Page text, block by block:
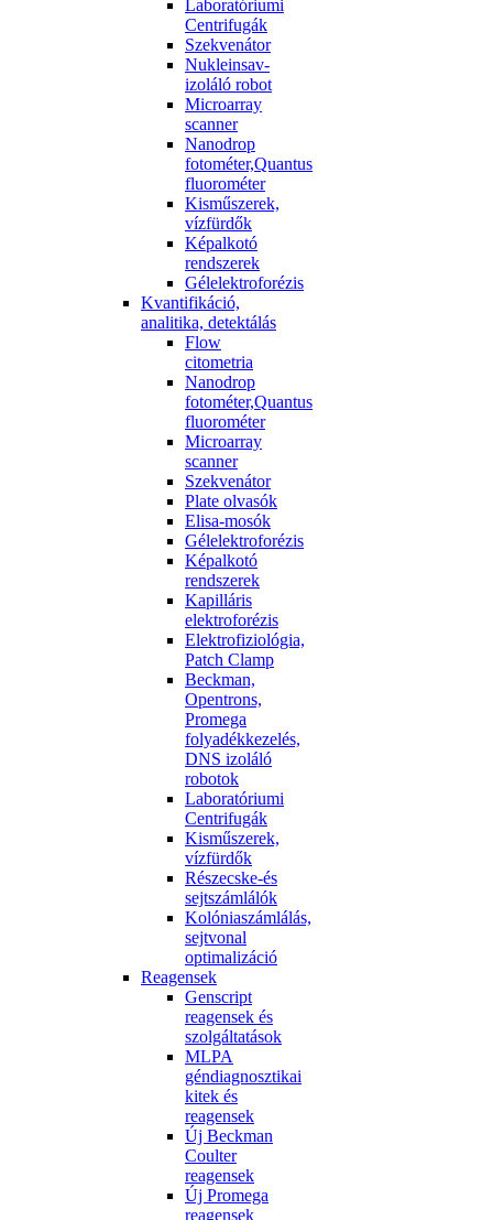
Laboratóriumi
Centrifugák
Szekvenátor
Nukleinsav-
izoláló robot
Microarray
scanner
Nanodrop
fotométer,Quantus
fluorométer
Kisműszerek,
vízfürdők
Képalkotó
rendszerek
Gélelektroforézis
Kvantifikáció,
analitika, detektálás
Flow
citometria
Nanodrop
fotométer,Quantus
fluorométer
Microarray
scanner
Szekvenátor
Plate olvasók
Elisa-mosók
Gélelektroforézis
Képalkotó
rendszerek
Kapilláris
elektroforézis
Elektrofiziológia,
Patch Clamp
Beckman,
Opentrons,
Promega
folyadékkezelés,
DNS izoláló
robotok
Laboratóriumi
Centrifugák
Kisműszerek,
vízfürdők
Részecske-és
sejtszámlálók
Kolóniaszámlálás,
sejtvonal
optimalizáció
Reagensek
Genscript
reagensek és
szolgáltatások
MLPA
géndiagnosztikai
kitek és
reagensek
Új Beckman
Coulter
reagensek
Új Promega
reagensek